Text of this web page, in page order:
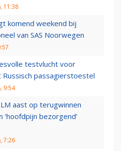
11:38
komend weekend bij
van SAS Noorwegen
testvlucht voor
Russisch passagierstoestel
9:54
aast op terugwinnen
‘hoofdpijn bezorgend’
7:26